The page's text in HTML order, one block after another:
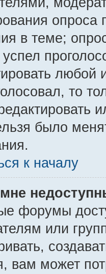
опроса
в теме;
успел
любой
то
было
к началу
форумы
или
вам может